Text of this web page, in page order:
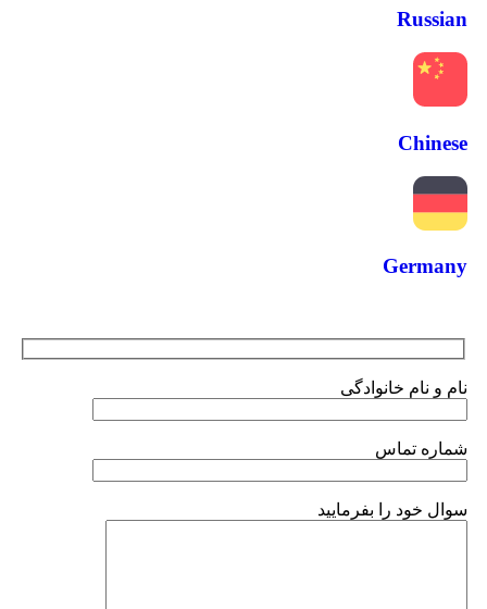
Russian
Chinese
Germany
نام و نام خانوادگی
شماره تماس
سوال خود را بفرمایید